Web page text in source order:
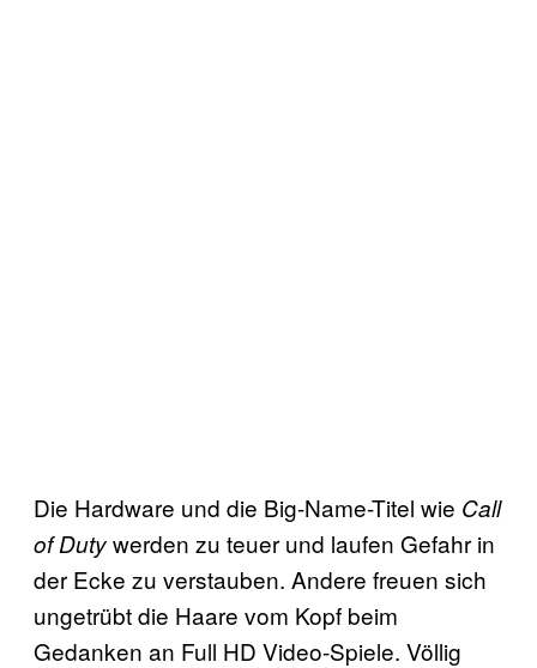
Die Hardware und die Big-Name-Titel wie Call
of Dutywerden zu teuer und laufen Gefahr in
der Ecke zu verstauben. Andere freuen sich
ungetrübt die Haare vom Kopf beim
Gedanken an Full HD Video-Spiele. Völlig